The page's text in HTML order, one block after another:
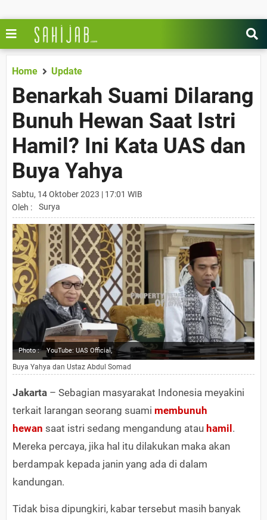
Home Update
Benarkah Suami Dilarang
Bunuh Hewan Saat Istri
Hamil? Ini Kata UAS dan
Buya Yahya
Sabtu, 14 Oktober 2023 | 17:01 WIB
Oleh :
Surya
Photo : YouTube: UAS Official,
Buya Yahya dan Ustaz Abdul Somad
Jakarta – Sebagian masyarakat Indonesia meyakini
terkait larangan seorang suami membunuh
hewan saat istri sedang mengandung atau hamil .
Mereka percaya, jika hal itu dilakukan maka akan
berdampak kepada janin yang ada di dalam
kandungan.
Tidak bisa dipungkiri, kabar tersebut masih banyak